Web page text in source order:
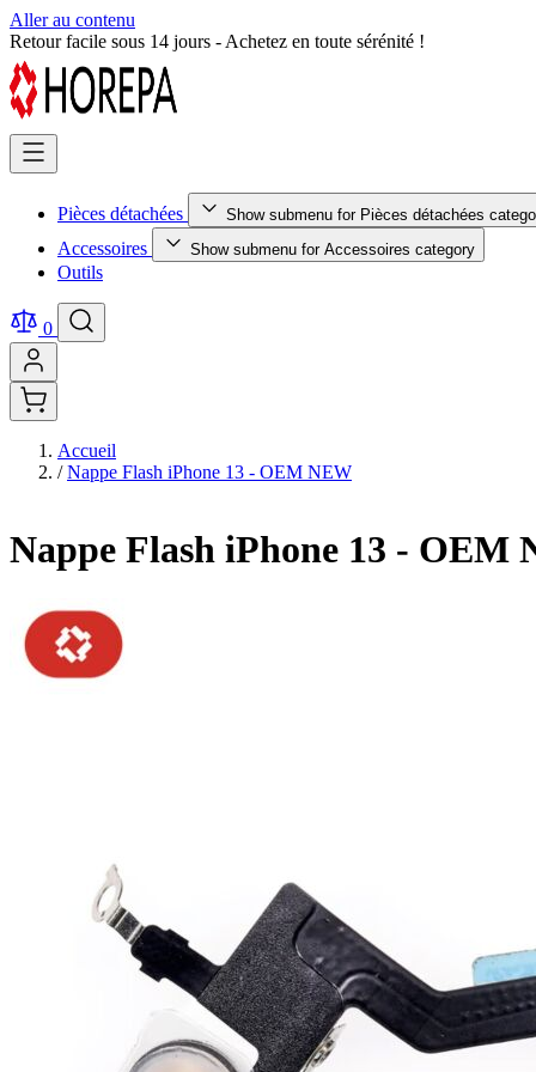
Aller au contenu
Achetez en toute sérénité – Paiement 100 % sécurisé
Pièces détachées Show submenu for Pièces détachées
Accessoires Show submenu for Accessoires category
Outils
0
Accueil
/ Nappe Flash iPhone 13 - OEM NEW
Nappe Flash iPhone 13 - OEM